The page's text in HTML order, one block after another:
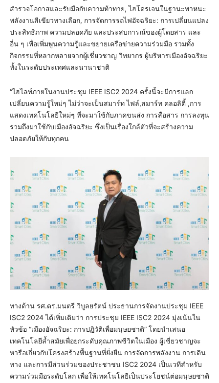
สำรวจโอกาสและรับมือกับความท้าทาย, ไฮโดรเจนในฐานะพาหนะ
พลังงานสีเขียวทางเลือก, การจัดการรถไฟอัจฉริยะ: การเปลี่ยนแปลง
ประสิทธิภาพ ความปลอดภัย และประสบการณ์ของผู้โดยสาร และ
อื่น ๆ เพื่อเพิ่มพูนความรู้และขยายเครือข่ายความร่วมมือ รวมทั้ง
กิจกรรมที่หลากหลายจากผู้เชี่ยวชาญ วิทยากร ผู้บริหารเมืองอัจฉริยะ
ทั้งในระดับประเทศและนานาชาติ
“ไฮไลท์ภายในงานประชุม IEEE ISC2 2024 ครั้งนี้จะมีการแลก
เปลี่ยนความรู้ใหม่ๆ ไม่ว่าจะเป็นสมาร์ท ไฟล์,สมาร์ท คลอลิตี้ ,การ
แสดงเทคโนโลยีใหม่ๆ ที่จะมาใช้กับภาคขนส่ง การสื่อสาร การลงทุน
รวมถึงมาใช้กับเมืองอัจฉริยะ ซึ่งเป็นเรื่องใกล้ตัวที่จะสร้างความ
ปลอดภัยให้กับทุกคน
ทางด้าน รศ.ดร.มนตรี วิบูลยรัตน์ ประธานการจัดงานประชุม IEEE
ISC2 2024 ได้เพิ่มเติมว่า การประชุม IEEE ISC2 2024 มุ่งเน้นใน
หัวข้อ “เมืองอัจฉริยะ: การปฏิวัติเพื่อมนุษยชาติ” โดยนำเสนอ
เทคโนโลยีล้ำสมัยเพื่อยกระดับคุณภาพชีวิตในเมือง ผู้เชี่ยวชาญจะ
หารือเกี่ยวกับโครงสร้างพื้นฐานที่ยั่งยืน การจัดการพลังงาน การเดิน
ทาง และการมีส่วนร่วมของประชาชน ISC2 2024 เป็นเวทีสำหรับ
ความร่วมมือระดับโลก เพื่อให้เทคโนโลยีเป็นประโยชน์ต่อมนุษยชาติ